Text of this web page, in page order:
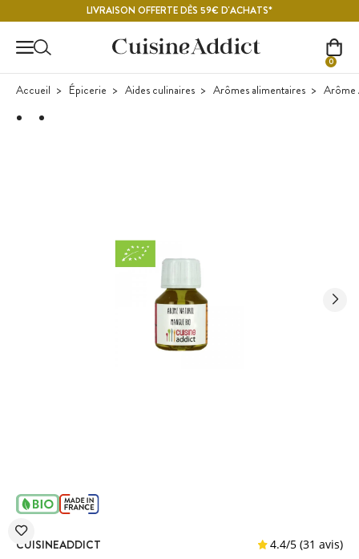
LIVRAISON OFFERTE DÈS 59€ D'ACHATS*
0
Accueil Épicerie Aides culinaires Arômes alimentaires Arôme
CUISINEADDICT